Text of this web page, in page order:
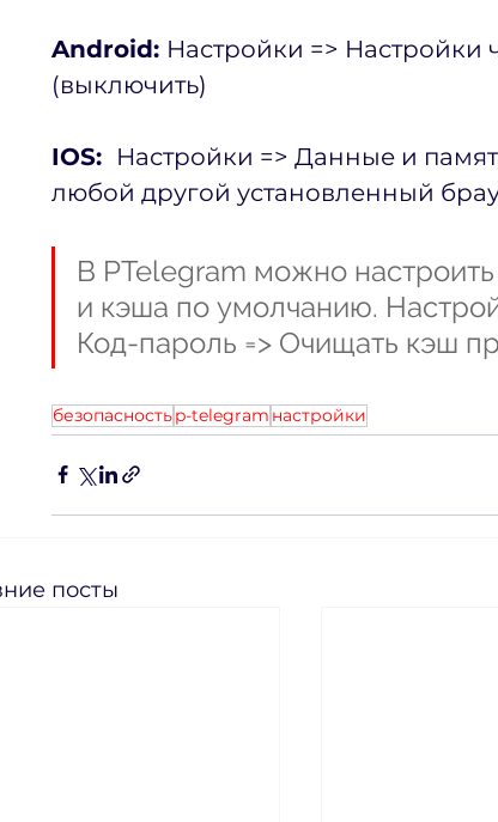
Android: Настройки => Настройки
(выключить)
IOS: Настройки => Данные и
любой другой установленный
В PTelegram можно
и кэша по умолчанию.
Код-пароль => Очищать кэш
безопасностьp-telegram настройки
посты